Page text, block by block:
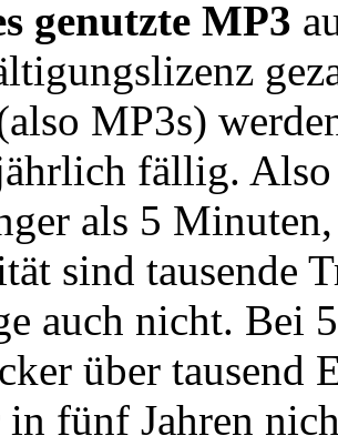
genutzte MP3
MP3s)
fällig. Also
als 5
sind tausende
auch nicht. Bei
über tausend
fünf Jahren